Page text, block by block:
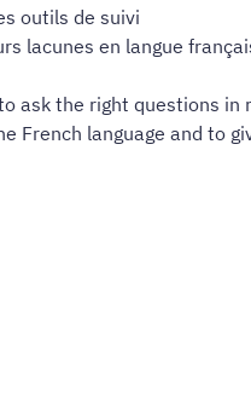
outils de suivi
lacunes en langue
ask the right questions
French language and to